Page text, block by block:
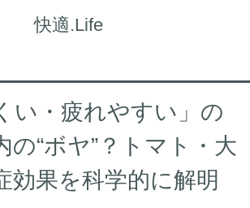
快適.Life
い・疲れやすい」の
の“ボヤ”？トマト・大
効果を科学的に解明